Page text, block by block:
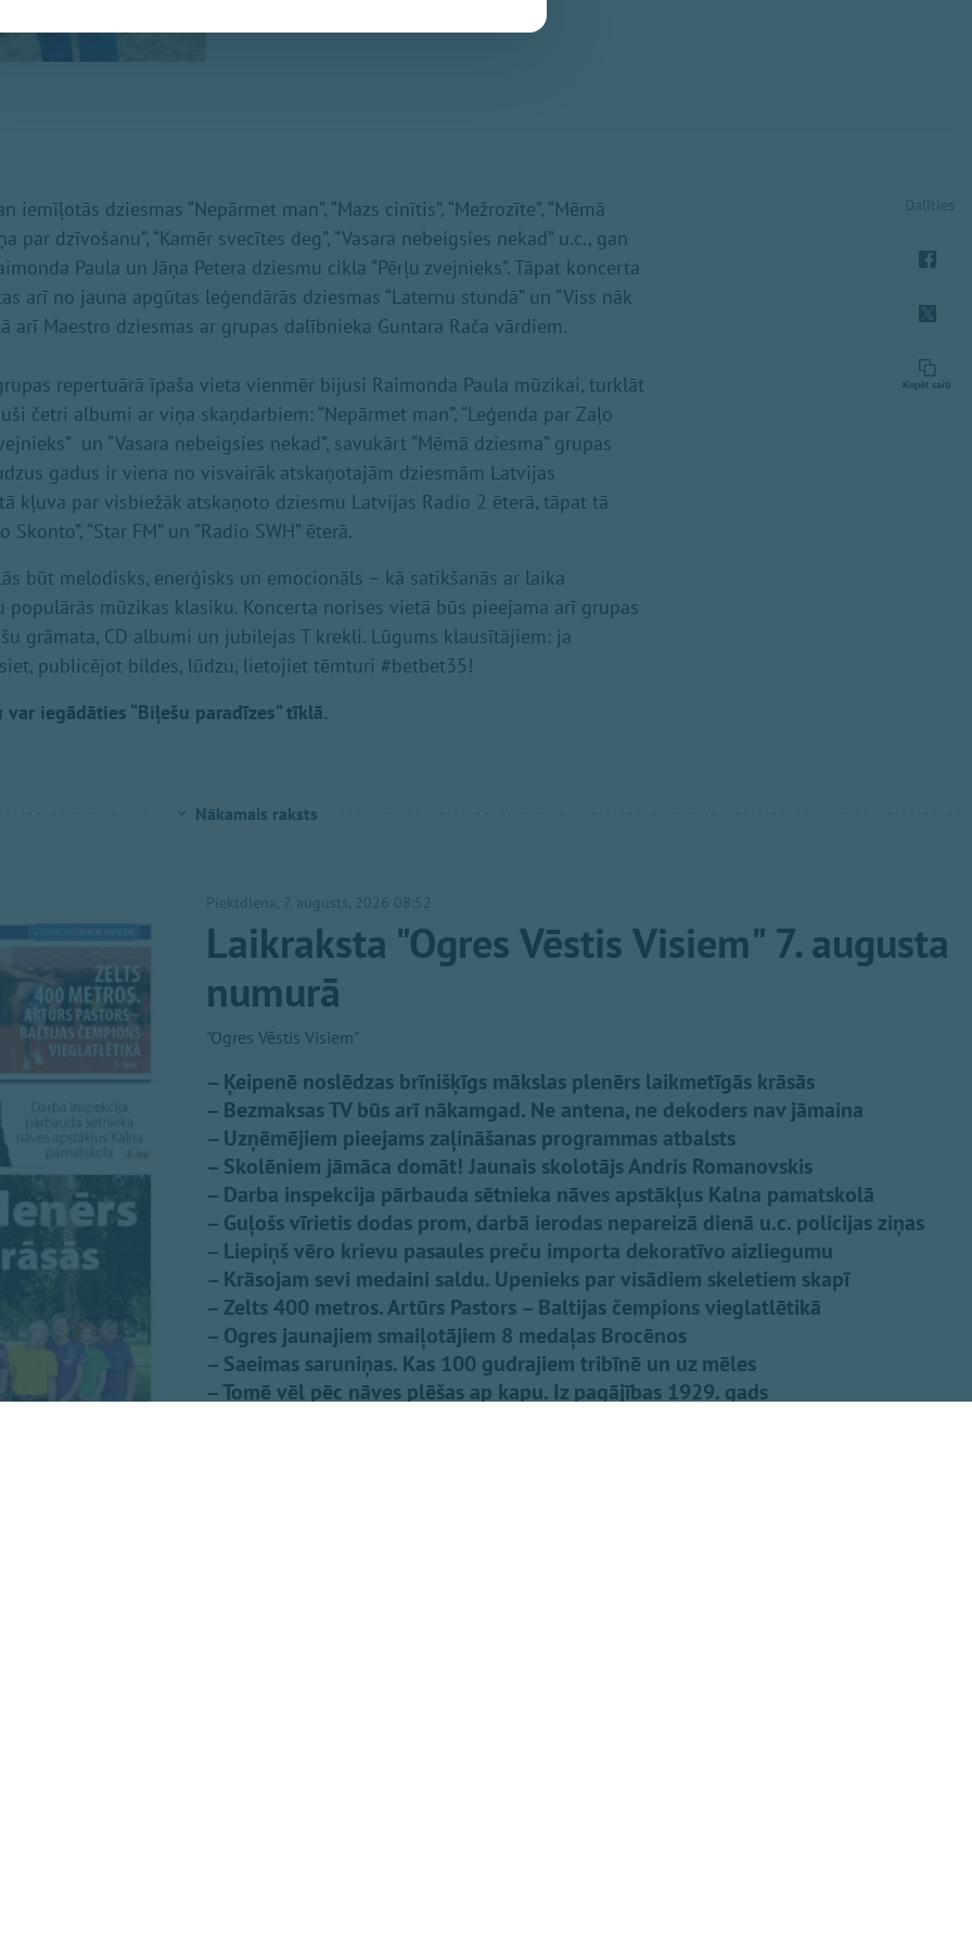
iemīļotās dziesmas “Nepārmet man”, “Mazs cinītis”, “Mežrozīte”, “Mēmā
par dzīvošanu”, “Kamēr svecītes deg”, “Vasara nebeigsies nekad” u.c., gan
Paula un Jāņa Petera dziesmu cikla “Pērļu zvejnieks”. Tāpat koncerta
arī no jauna apgūtas leģendārās dziesmas “Laternu stundā” un “Viss nāk
arī Maestro dziesmas ar grupas dalībnieka Guntara Rača vārdiem.
repertuārā īpaša vieta vienmēr bijusi Raimonda Paula mūzikai, turklāt
četri albumi ar viņa skaņdarbiem: “Nepārmet man”, “Leģenda par Zaļo
un “Vasara nebeigsies nekad”, savukārt “Mēmā dziesma” grupas
gadus ir viena no visvairāk atskaņotajām dziesmām Latvijas
kļuva par visbiežāk atskaņoto dziesmu Latvijas Radio 2 ēterā, tāpat tā
“Star FM” un “Radio SWH” ēterā.
būt melodisks, enerģisks un emocionāls – kā satikšanās ar laika
mūzikas klasiku. Koncerta norises vietā būs pieejama arī grupas
grāmata, CD albumi un jubilejas T krekli. Lūgums klausītājiem: ja
publicējot bildes, lūdzu, lietojiet tēmturi #betbet35!
iegādāties “Biļešu paradīzes” tīklā.
Dalīties
Kopēt saiti
Nākamais raksts
Piektdiena, 7. augusts, 2026 08:52
Laikraksta "Ogres Vēstis Visiem" 7. augusta
numurā
"Ogres Vēstis Visiem"
– Ķeipenē noslēdzas brīnišķīgs mākslas plenērs laikmetīgās krāsās
– Bezmaksas TV būs arī nākamgad. Ne antena, ne dekoders nav jāmaina
– Uzņēmējiem pieejams zaļināšanas programmas atbalsts
– Skolēniem jāmāca domāt! Jaunais skolotājs Andris Romanovskis
– Darba inspekcija pārbauda sētnieka nāves apstākļus Kalna pamatskolā
– Guļošs vīrietis dodas prom, darbā ierodas nepareizā dienā u.c. policijas ziņas
– Liepiņš vēro krievu pasaules preču importa dekoratīvo aizliegumu
– Krāsojam sevi medaini saldu. Upenieks par visādiem skeletiem skapī
– Zelts 400 metros. Artūrs Pastors – Baltijas čempions vieglatlētikā
– Ogres jaunajiem smaiļotājiem 8 medaļas Brocēnos
– Saeimas saruniņas. Kas 100 gudrajiem tribīnē un uz mēles
– Tomē vēl pēc nāves plēšas ap kapu. Iz pagājības 1929. gads